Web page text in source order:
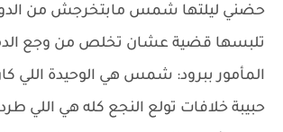
حضني ليلتها شمس مابتخرجش من
تلبسها قضية عشان تخلص من وجع
المأمور ببرود: شمس هي الوحيدة اللي
حبيبة خلافات تولع النجع كله هي اللي